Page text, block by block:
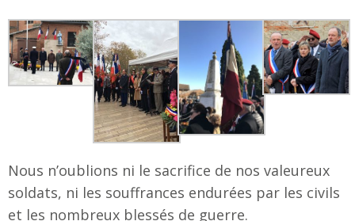
Nous n’oublions ni le sacrifice de nos valeureux
soldats, ni les souffrances endurées par les civils
et les nombreux blessés de guerre.